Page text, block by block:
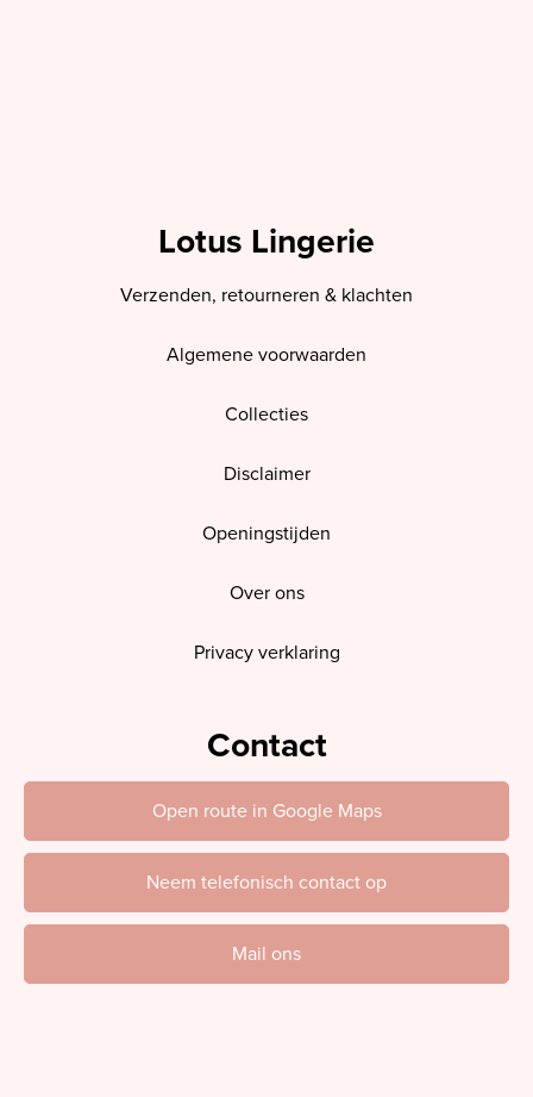
Lotus Lingerie
Verzenden, retourneren & klachten
Algemene voorwaarden
Collecties
Disclaimer
Openingstijden
Over ons
Privacy verklaring
Contact
Open route in Google Maps
Neem telefonisch contact op
Mail ons